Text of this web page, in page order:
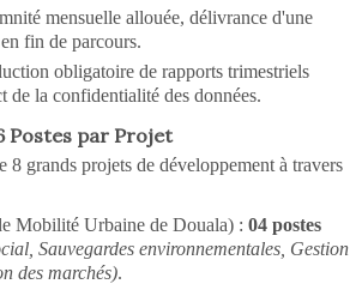
mensuelle allouée, délivrance d'une
fin de parcours.
obligatoire de rapports trimestriels
de la confidentialité des données.
Postes par Projet
8 grands projets de développement à travers
Mobilité Urbaine de Douala) : 04 postes
Sauvegardes environnementales, Gestion
des marchés).